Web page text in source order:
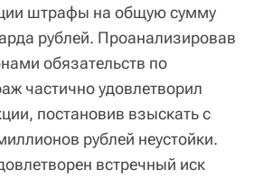
штрафы на общую сумму
рублей. Проанализировав
обязательств по
частично удовлетворил
постановив взыскать с
рублей неустойки.
встречный иск